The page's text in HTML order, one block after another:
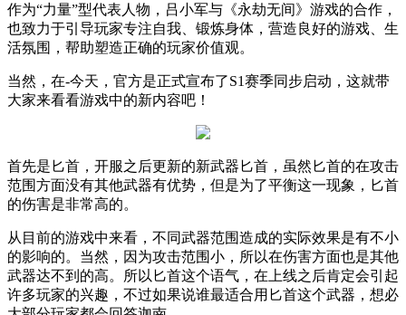
作为“力量”型代表人物，吕小军与《永劫无间》游戏的合作，
也致力于引导玩家专注自我、锻炼身体，营造良好的游戏、生
活氛围，帮助塑造正确的玩家价值观。
当然，在-今天，官方是正式宣布了S1赛季同步启动，这就带
大家来看看游戏中的新内容吧！
首先是匕首，开服之后更新的新武器匕首，虽然匕首的在攻击
范围方面没有其他武器有优势，但是为了平衡这一现象，匕首
的伤害是非常高的。
从目前的游戏中来看，不同武器范围造成的实际效果是有不小
的影响的。当然，因为攻击范围小，所以在伤害方面也是其他
武器达不到的高。所以匕首这个语气，在上线之后肯定会引起
许多玩家的兴趣，不过如果说谁最适合用匕首这个武器，想必